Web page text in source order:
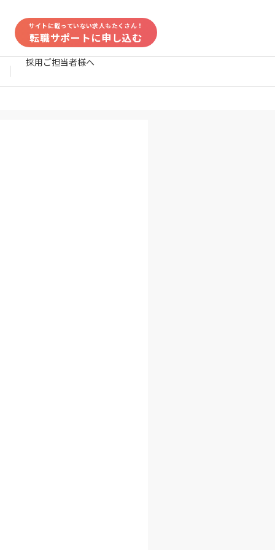
サイトに載っていない求人もたくさん！
転職サポートに申し込む
採用ご担当者様へ